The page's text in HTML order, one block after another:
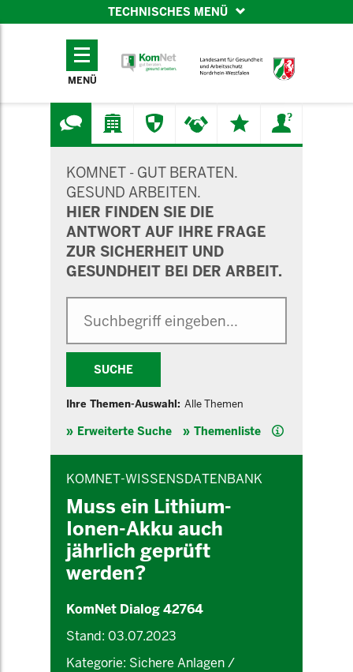
TECHNISCHES MENÜ
TECHNISCHES
MENÜ
KOMNET - GUT BERATEN.
GESUND ARBEITEN.
HIER FINDEN SIE DIE
ANTWORT AUF IHRE FRAGE
ZUR SICHERHEIT UND
GESUNDHEIT BEI DER ARBEIT.
SUCHE
Ihre Themen-Auswahl: Alle Themen
Erweiterte Suche Themenliste Hilfe
KOMNET-WISSENSDATENBANK
Muss ein Lithium-
Ionen-Akku auch
jährlich geprüft
werden?
KomNet Dialog 42764
Stand: 03.07.2023
Kategorie: Sichere Anlagen /